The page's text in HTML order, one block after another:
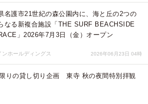
名護市21世紀の森公園内に、海と丘の2つの
なる新複合施設「THE SURF BEACHSIDE
」2026年7月3日（金）オープン
ホールディングス 2026年06月23日 04時
りの貸し切り企画 東寺 秋の夜間特別拝観